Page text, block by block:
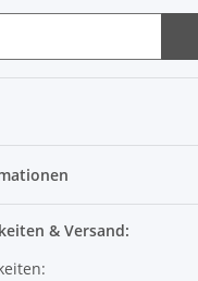
& Versand: